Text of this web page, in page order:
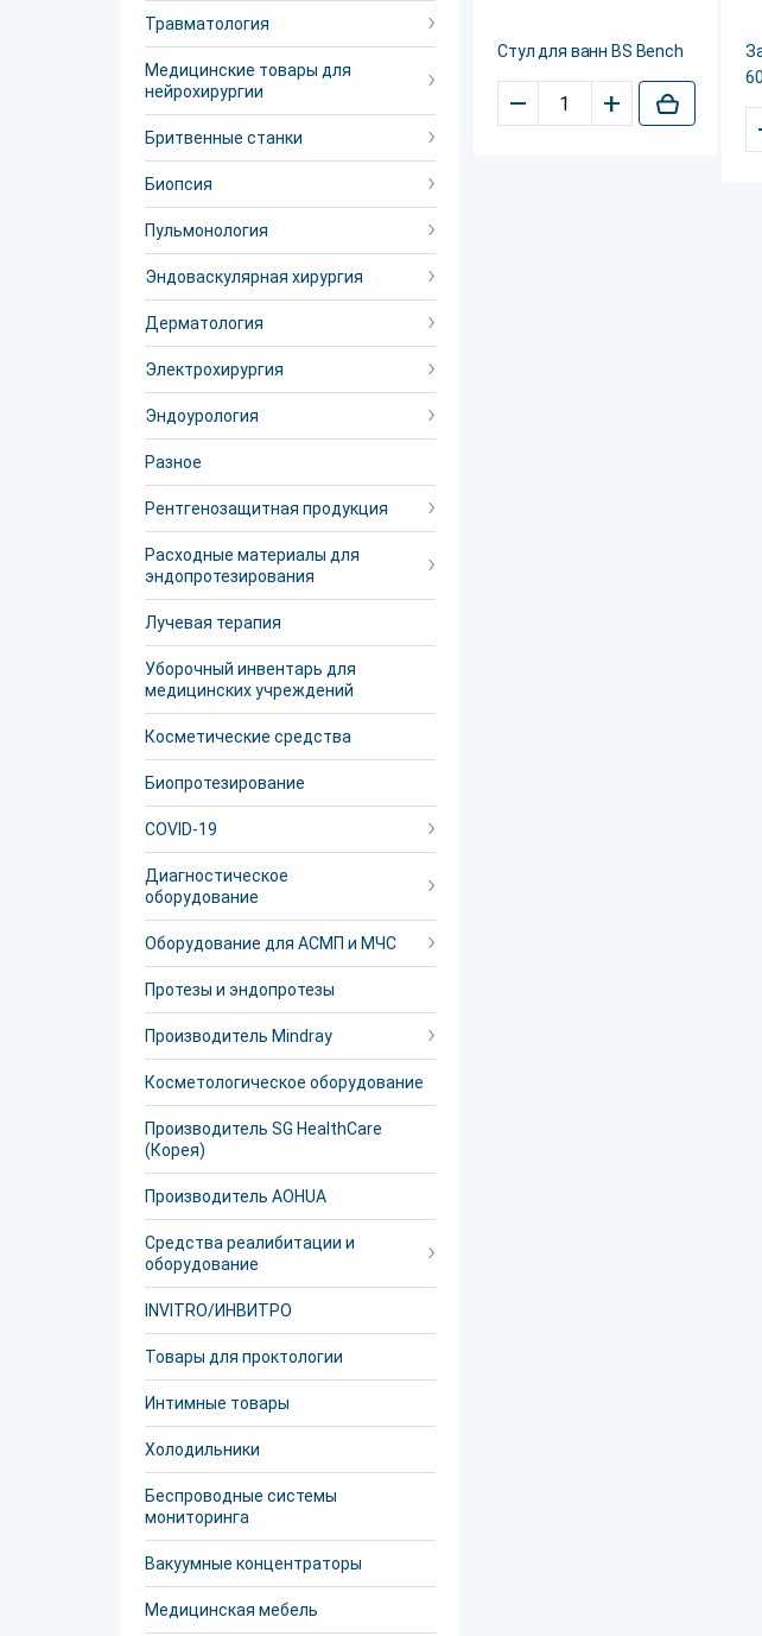
Травматология
Медицинские товары для
нейрохирургии
Бритвенные станки
Биопсия
Пульмонология
Эндоваскулярная хирургия
Дерматология
Электрохирургия
Эндоурология
Разное
Рентгенозащитная продукция
Расходные материалы для
эндопротезирования
Лучевая терапия
Уборочный инвентарь для
медицинских учреждений
Косметические средства
Биопротезирование
COVID-19
Диагностическое
оборудование
Оборудование для АСМП и МЧС
Протезы и эндопротезы
Производитель Mindray
Косметологическое оборудование
Производитель SG HealthCare
(Корея)
Производитель AOHUA
Средства реалибитации и
оборудование
INVITRO/ИНВИТРО
Товары для проктологии
Интимные товары
Холодильники
Беспроводные системы
мониторинга
Вакуумные концентраторы
Медицинская мебель
Стул для ванн BS Bench
– +